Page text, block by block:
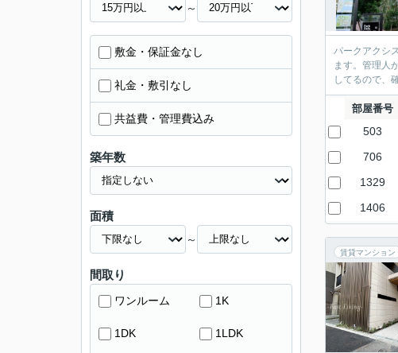
パークアクシ
ます。管理人
してるので、
部屋番号
503
706
1329
1406
賃貸マンション
～
敷金・保証金なし
礼金・敷引なし
共益費・管理費込み
築年数
面積
～
間取り
ワンルーム 1K
1DK 1LDK